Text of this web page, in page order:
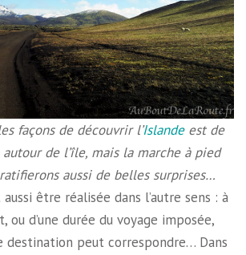
façons de découvrir l’Islandeest de
de l’île, mais la marche à pied
aussi de belles surprises…
être réalisée dans l’autre sens : à
ou d’une durée du voyage imposée,
destination peut correspondre… Dans